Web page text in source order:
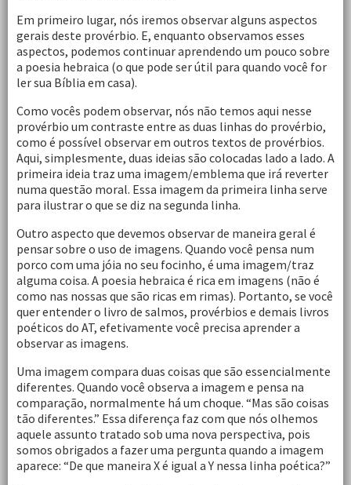
Em primeiro lugar, nós iremos observar alguns aspectos
gerais deste provérbio. E, enquanto observamos esses
aspectos, podemos continuar aprendendo um pouco sobre
a poesia hebraica (o que pode ser útil para quando você for
ler sua Bíblia em casa).
Como vocês podem observar, nós não temos aqui nesse
provérbio um contraste entre as duas linhas do provérbio,
como é possível observar em outros textos de provérbios.
Aqui, simplesmente, duas ideias são colocadas lado a lado. A
primeira ideia traz uma imagem/emblema que irá reverter
numa questão moral. Essa imagem da primeira linha serve
para ilustrar o que se diz na segunda linha.
Outro aspecto que devemos observar de maneira geral é
pensar sobre o uso de imagens. Quando você pensa num
porco com uma jóia no seu focinho, é uma imagem/traz
alguma coisa. A poesia hebraica é rica em imagens (não é
como nas nossas que são ricas em rimas). Portanto, se você
quer entender o livro de salmos, provérbios e demais livros
poéticos do AT, efetivamente você precisa aprender a
observar as imagens.
Uma imagem compara duas coisas que são essencialmente
diferentes. Quando você observa a imagem e pensa na
comparação, normalmente há um choque. “Mas são coisas
tão diferentes.” Essa diferença faz com que nós olhemos
aquele assunto tratado sob uma nova perspectiva, pois
somos obrigados a fazer uma pergunta quando a imagem
aparece: “De que maneira X é igual a Y nessa linha poética?”